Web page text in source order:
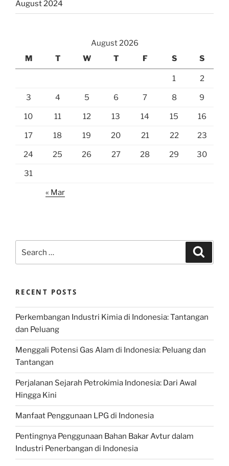
August 2024
August 2026
M
T W T F S S
1 2
3 4 5 6 7 8 9
10 11 12 13 14 15 16
17 18 19 20 21 22 23
24 25 26 27 28 29 30
31
« Mar
for:
RECENT POSTS
Perkembangan Industri Kimia di Indonesia: Tantangan
dan Peluang
Menggali Potensi Gas Alam di Indonesia: Peluang dan
Tantangan
Perjalanan Sejarah Petrokimia Indonesia: Dari Awal
Hingga Kini
Manfaat Penggunaan LPG di Indonesia
Pentingnya Penggunaan Bahan Bakar Avtur dalam
Industri Penerbangan di Indonesia